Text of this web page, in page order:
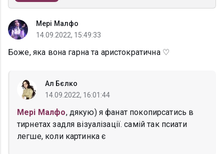
Мері Малфо
14.09.2022, 15:49:33
Боже, яка вона гарна та аристократична ♡
Ал Бєлко
14.09.2022, 16:01:44
Мері Малфо, дякую) я фанат покопирсатись в
тирнетах задля візуалізації. самій так псиати
легше, коли картинка є